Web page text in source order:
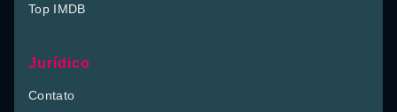
Top IMDB
Jurídico
Contato